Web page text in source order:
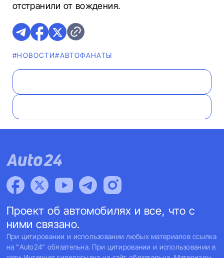
отстранили от вождения.
#НОВОСТИ#AВТОФАНАТЫ
Проект об автомобилях и все, что с
ними связано.
При цитировании и использовании любых материалов ссылка
на "Auto24" обязательна. При цитировании и использовании в